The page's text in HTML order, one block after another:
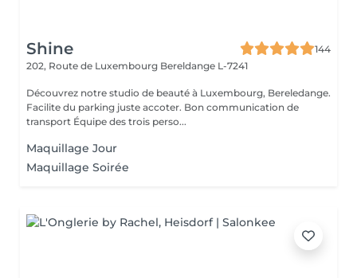
Shine
144
202, Route de Luxembourg Bereldange L-7241
Découvrez notre studio de beauté à Luxembourg, Bereledange.
Facilite du parking juste accoter. Bon communication de
transport Équipe des trois perso...
Maquillage Jour
Maquillage Soirée